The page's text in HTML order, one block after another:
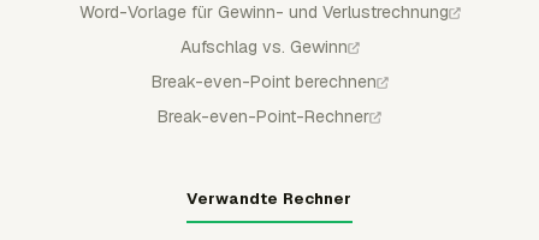
Word-Vorlage für Gewinn- und Verlustrechnung
Aufschlag vs. Gewinn
Break-even-Point berechnen
Break-even-Point-Rechner
Verwandte Rechner